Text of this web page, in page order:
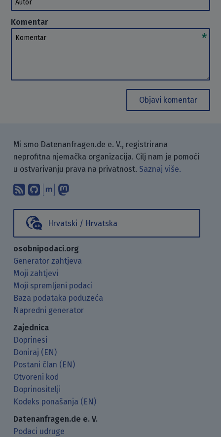
Komentar
Komentar
Objavi komentar
Mi smo Datenanfragen.de e. V., registrirana
neprofitna njemačka organizacija. Cilj nam je pomoći
u ostvarivanju prava na privatnost. Saznaj više.
Pretplati se na naš blog koristeći
Pronađi nas na GitHubu.
Raspravljaj s nama putem
Hrvatski / Hrvatska
osobnipodaci.org
Generator zahtjeva
Moji zahtjevi
Moji spremljeni podaci
Baza podataka poduzeća
Napredni generator
Zajednica
Doprinesi
Doniraj (EN)
Postani član (EN)
Otvoreni kod
Doprinositelji
Kodeks ponašanja (EN)
Datenanfragen.de e. V.
Podaci udruge